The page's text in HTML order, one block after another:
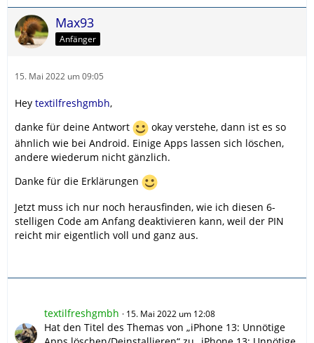
Max93
Anfänger
15. Mai 2022 um 09:05
Hey textilfreshgmbh,
danke für deine Antwort
okay verstehe, dann ist es so
ähnlich wie bei Android. Einige Apps lassen sich löschen,
andere wiederum nicht gänzlich.
Danke für die Erklärungen
Jetzt muss ich nur noch herausfinden, wie ich diesen 6-
stelligen Code am Anfang deaktivieren kann, weil der PIN
reicht mir eigentlich voll und ganz aus.
textilfreshgmbh 15. Mai 2022 um 12:08
Hat den Titel des Themas von „iPhone 13: Unnötige